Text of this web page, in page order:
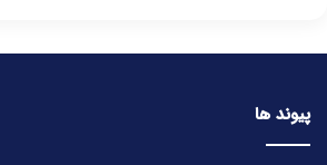
پیوند ها